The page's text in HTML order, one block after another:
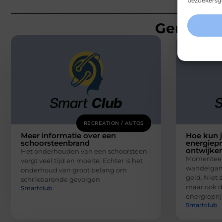
RECREATION / AUTOS
Meer informatie over een
schoorsteenbrand
Het onderhouden van een schoorsteen
vergt veel tijd en moeite. Echter is het
onderhoud van groot belang om
schrikbarende gevolgen
Smartclub
Hoe kun
geld. Niet
maar ook
Smartclub